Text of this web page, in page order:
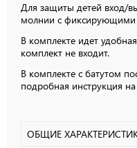
Для защиты детей вход/
молнии с фиксирующими
В комплекте идет
комплект не входит.
В комплекте с батутом
подробная инструкция
ОБЩИЕ